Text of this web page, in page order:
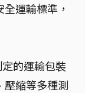
運輸標準，
的運輸包裝
壓縮等多種測